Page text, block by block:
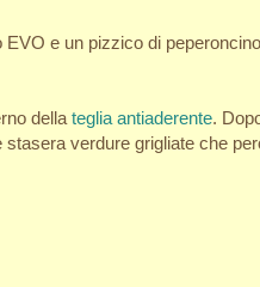
e un pizzico di
della teglia antiaderente.
verdure grigliate che